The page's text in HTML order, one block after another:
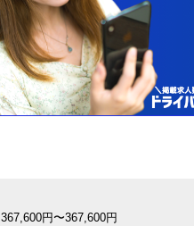
367,600円〜367,600円